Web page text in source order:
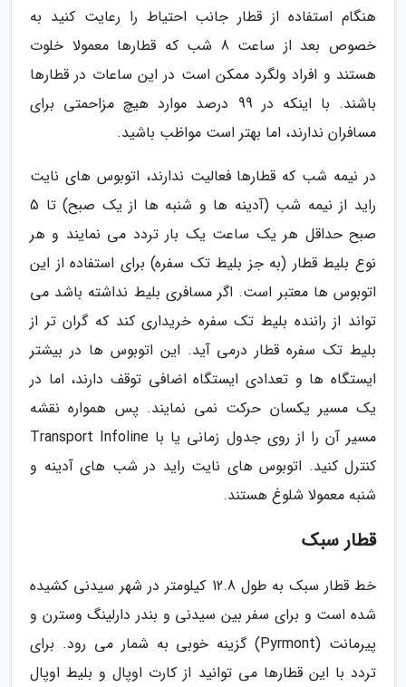
هنگام استفاده از قطار جانب احتیاط را رعایت کنید به
خصوص بعد از ساعت 8 شب که قطارها معمولا خلوت
هستند و افراد ولگرد ممکن است در این ساعات در قطارها
باشند. با اینکه در 99 درصد موارد هیچ مزاحمتی برای
مسافران ندارند، اما بهتر است مواظب باشید.
در نیمه شب که قطارها فعالیت ندارند، اتوبوس های نایت
راید از نیمه شب (آدینه ها و شنبه ها از یک صبح) تا 5
صبح حداقل هر یک ساعت یک بار تردد می نمایند و هر
نوع بلیط قطار (به جز بلیط تک سفره) برای استفاده از این
اتوبوس ها معتبر است. اگر مسافری بلیط نداشته باشد می
تواند از راننده بلیط تک سفره خریداری کند که گران تر از
بلیط تک سفره قطار درمی آید. این اتوبوس ها در بیشتر
ایستگاه ها و تعدادی ایستگاه اضافی توقف دارند، اما در
یک مسیر یکسان حرکت نمی نمایند. پس همواره نقشه
مسیر آن را از روی جدول زمانی یا با Transport Infoline
کنترل کنید. اتوبوس های نایت راید در شب های آدینه و
شنبه معمولا شلوغ هستند.
قطار سبک
خط قطار سبک به طول 12.8 کیلومتر در شهر سیدنی کشیده
شده است و برای سفر بین سیدنی و بندر دارلینگ وسترن و
پیرمانت (Pyrmont) گزینه خوبی به شمار می رود. برای
تردد با این قطارها می توانید از کارت اوپال و بلیط اوپال